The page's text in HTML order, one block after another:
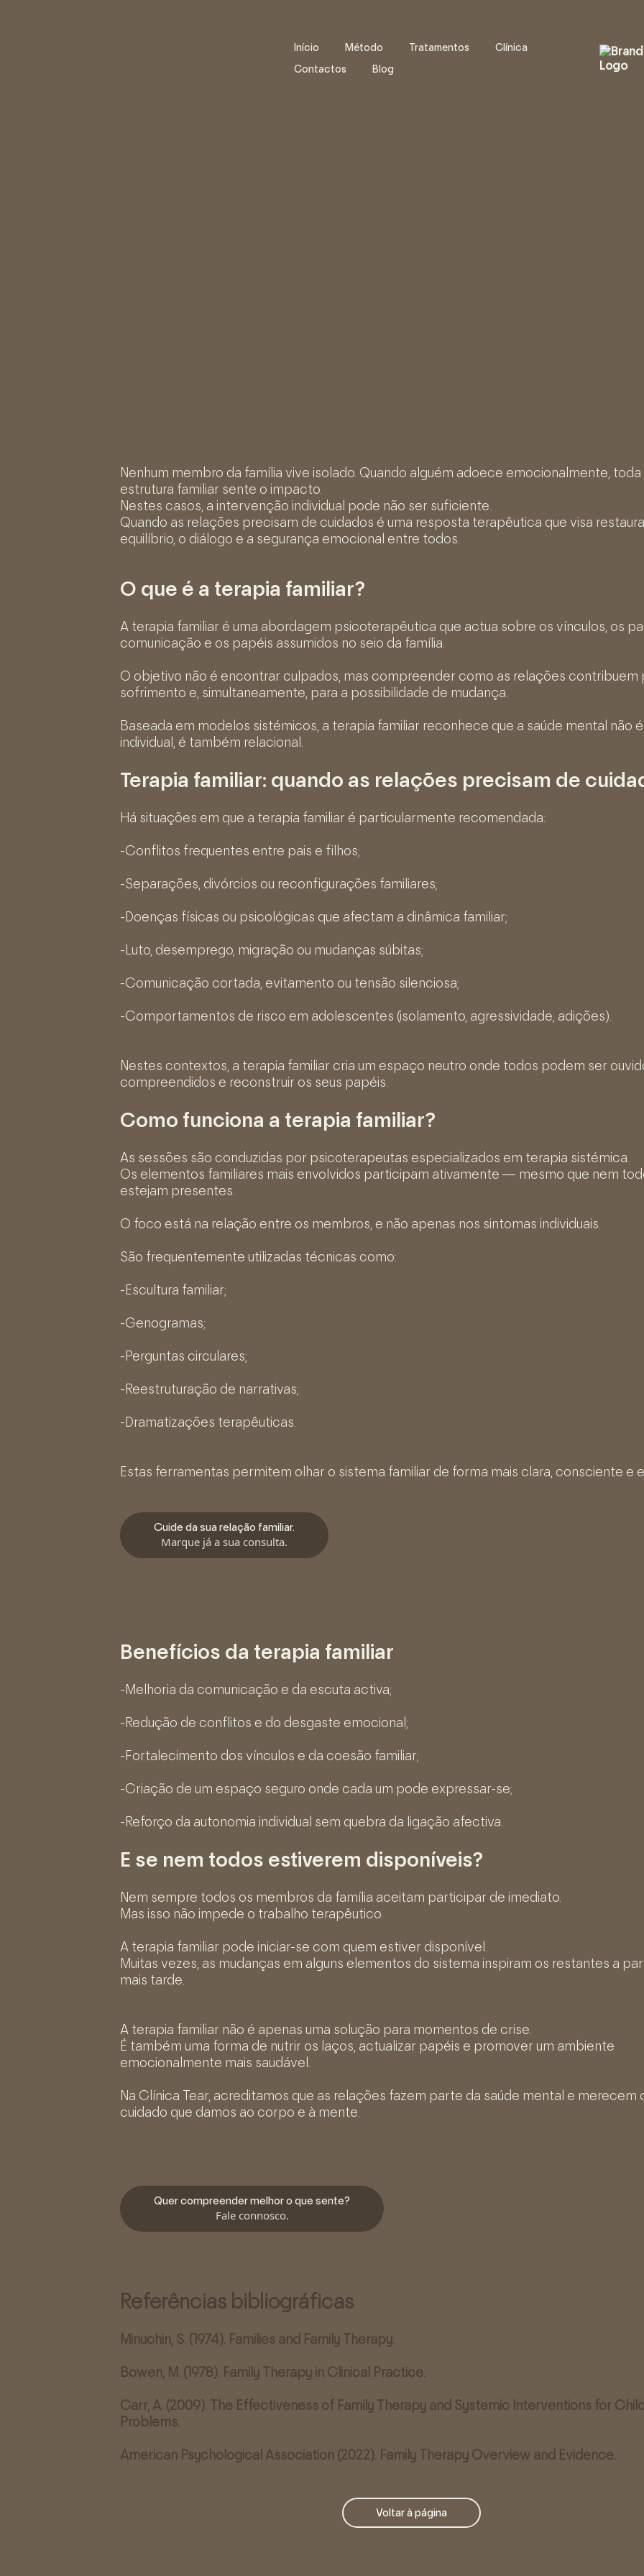
Início Método Tratamentos Clínica
Contactos Blog
Nenhum membro da família vive isolado. Quando alguém adoece emocionalmente, toda
estrutura familiar sente o impacto.
Nestes casos, a intervenção individual pode não ser suficiente.
Quando as relações precisam de cuidados é uma resposta terapêutica que visa
equilíbrio, o diálogo e a segurança emocional entre todos.
O que é a terapia familiar?
A terapia familiar é uma abordagem psicoterapêutica que actua sobre os vínculos, os
comunicação e os papéis assumidos no seio da família.
O objetivo não é encontrar culpados, mas compreender como as relações contribuem
sofrimento e, simultaneamente, para a possibilidade de mudança.
Baseada em modelos sistémicos, a terapia familiar reconhece que a saúde mental não
individual, é também relacional.
Terapia familiar: quando as relações precisam de
Há situações em que a terapia familiar é particularmente recomendada:
-Conflitos frequentes entre pais e filhos;
-Separações, divórcios ou reconfigurações familiares;
-Doenças físicas ou psicológicas que afectam a dinâmica familiar;
-Luto, desemprego, migração ou mudanças súbitas;
-Comunicação cortada, evitamento ou tensão silenciosa;
-Comportamentos de risco em adolescentes (isolamento, agressividade, adições).
Nestes contextos, a terapia familiar cria um espaço neutro onde todos podem ser
compreendidos e reconstruir os seus papéis.
Como funciona a terapia familiar?
As sessões são conduzidas por psicoterapeutas especializados em terapia sistémica.
Os elementos familiares mais envolvidos participam ativamente — mesmo que nem
estejam presentes.
O foco está na relação entre os membros, e não apenas nos sintomas individuais.
São frequentemente utilizadas técnicas como:
-Escultura familiar;
-Genogramas;
-Perguntas circulares;
-Reestruturação de narrativas;
-Dramatizações terapêuticas.
Estas ferramentas permitem olhar o sistema familiar de forma mais clara, consciente e
Cuide da sua relação familiar.
Marque já a sua consulta.
Benefícios da terapia familiar
-Melhoria da comunicação e da escuta activa;
-Redução de conflitos e do desgaste emocional;
-Fortalecimento dos vínculos e da coesão familiar;
-Criação de um espaço seguro onde cada um pode expressar-se;
-Reforço da autonomia individual sem quebra da ligação afectiva.
E se nem todos estiverem disponíveis?
Nem sempre todos os membros da família aceitam participar de imediato.
Mas isso não impede o trabalho terapêutico.
A terapia familiar pode iniciar-se com quem estiver disponível.
Muitas vezes, as mudanças em alguns elementos do sistema inspiram os restantes a
mais tarde.
A terapia familiar não é apenas uma solução para momentos de crise.
É também uma forma de nutrir os laços, actualizar papéis e promover um ambiente
emocionalmente mais saudável.
Na Clínica Tear, acreditamos que as relações fazem parte da saúde mental e merecem
cuidado que damos ao corpo e à mente.
Quer compreender melhor o que sente?
Fale connosco.
Referências bibliográficas
Minuchin, S. (1974). Families and Family Therapy.
Bowen, M. (1978). Family Therapy in Clinical Practice.
Carr, A. (2009). The Effectiveness of Family Therapy and Systemic Interventions for
Problems.
American Psychological Association (2022). Family Therapy Overview and Evidence.
Voltar à página